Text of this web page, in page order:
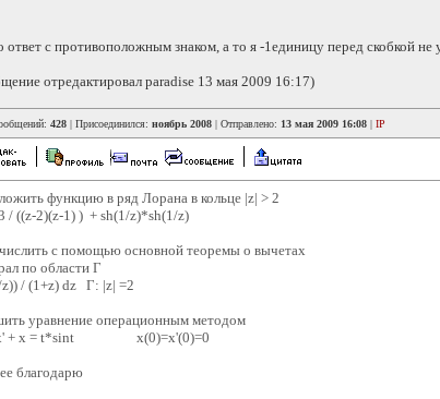
ответ с противоположным знаком, а то я -1единицу перед скобкой не
отредактировал paradise 13 мая 2009 16:17)
428 | Присоединился: ноябрь 2008 | Отправлено: 13 мая 2009 16:08 | IP
функцию в ряд Лорана в кольце |z| > 2
/ ((z-2)(z-1) ) + sh(1/z)*sh(1/z)
с помощью основной теоремы о вычетах
по области Г
/ (1+z) dz Г: |z| =2
уравнение операционным методом
+ x = t*sint x(0)=x'(0)=0
благодарю